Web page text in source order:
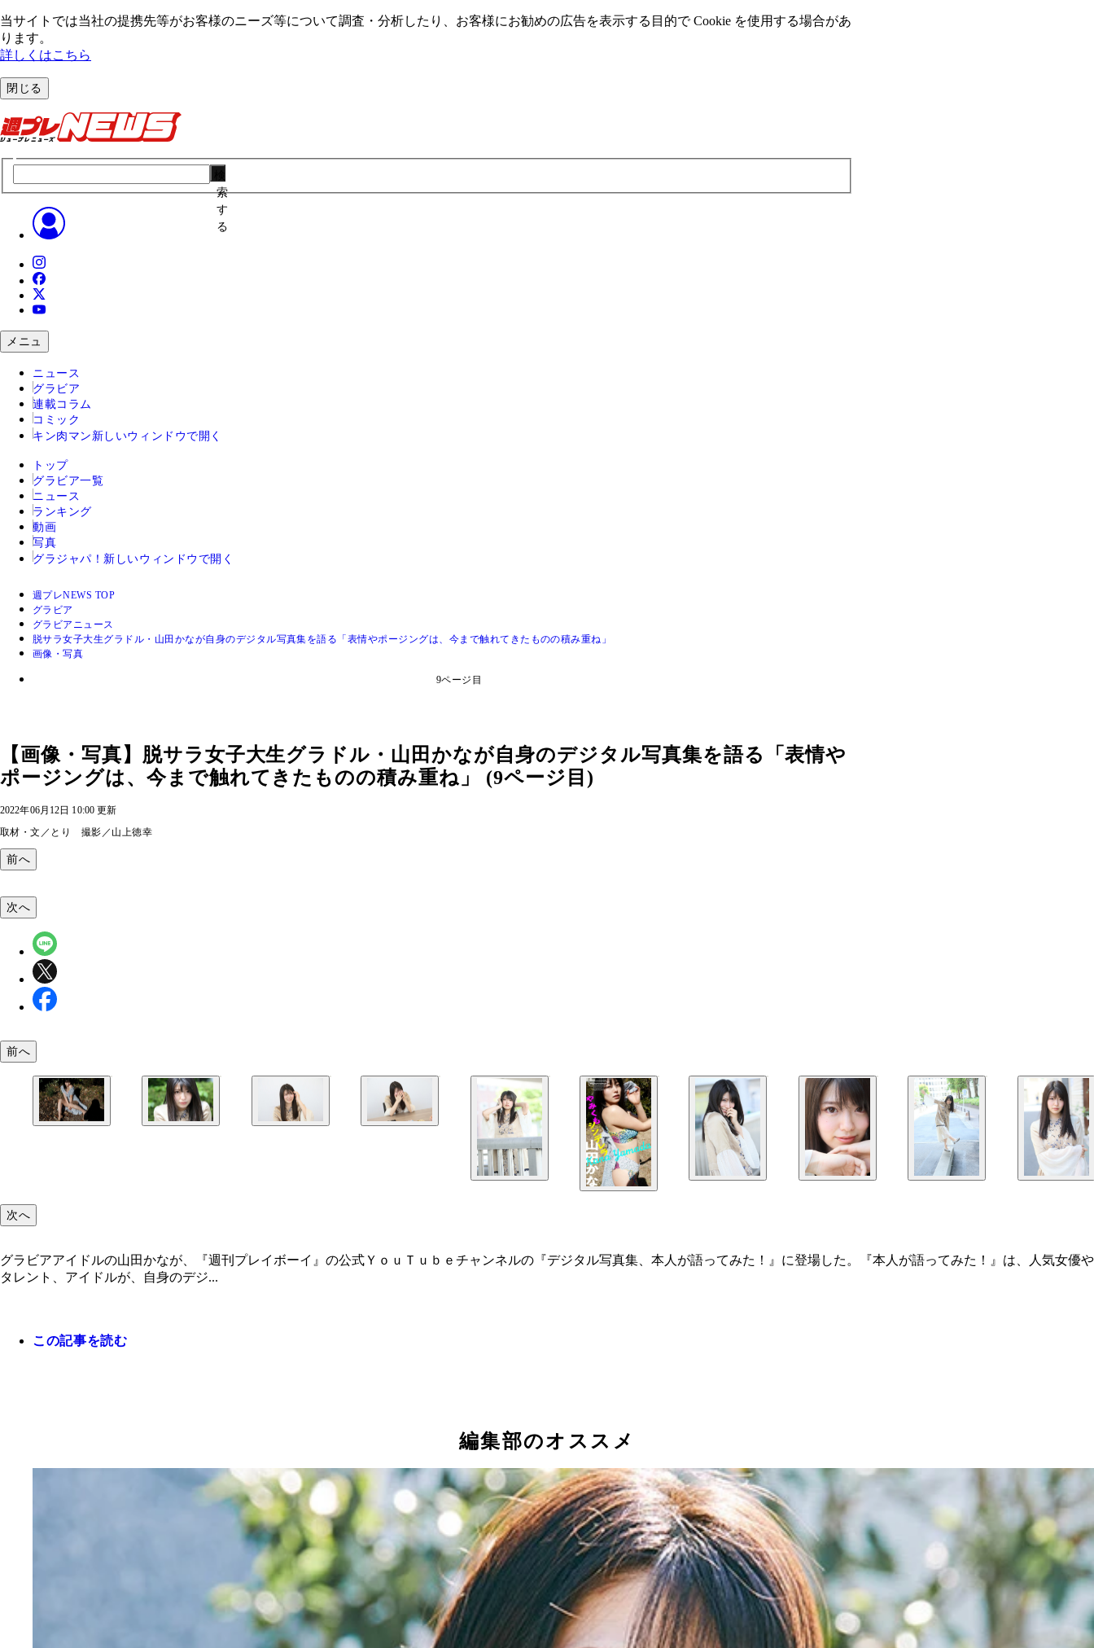
当サイトでは当社の提携先等がお客様のニーズ等について調査・分析したり、お客様にお勧めの広告を表⽰する⽬的で Cookie を使⽤する場合があ
ります。
詳しくはこちら
閉じる
索
す
る
メニュ
ニュース
グラビア
連載コラム
コミック
キン肉マン 新しいウィンドウで開く
トップ
グラビア一覧
ニュース
ランキング
動画
写真
グラジャパ！ 新しいウィンドウで開く
週プレNEWS TOP
グラビア
グラビアニュース
脱サラ女子大生グラドル・山田かなが自身のデジタル写真集を語る「表情やポージングは、今まで触れてきたものの積み重ね」
画像・写真
9ページ目
【画像・写真】脱サラ女子大生グラドル・山田かなが自身のデジタル写真集を語る「表情や
ポージングは、今まで触れてきたものの積み重ね」 (9ページ目)
2022年06月12日 10:00 更新
取材・文／とり 撮影／山上徳幸
前へ
次へ
前へ
次へ
グラビアアイドルの山田かなが、『週刊プレイボーイ』の公式ＹｏｕＴｕｂｅチャンネルの『デジタル写真集、本人が語ってみた！』に登場した。『本人が語ってみた！』は、人気女優や
タレント、アイドルが、自身のデジ...
この記事を読む
編集部のオススメ